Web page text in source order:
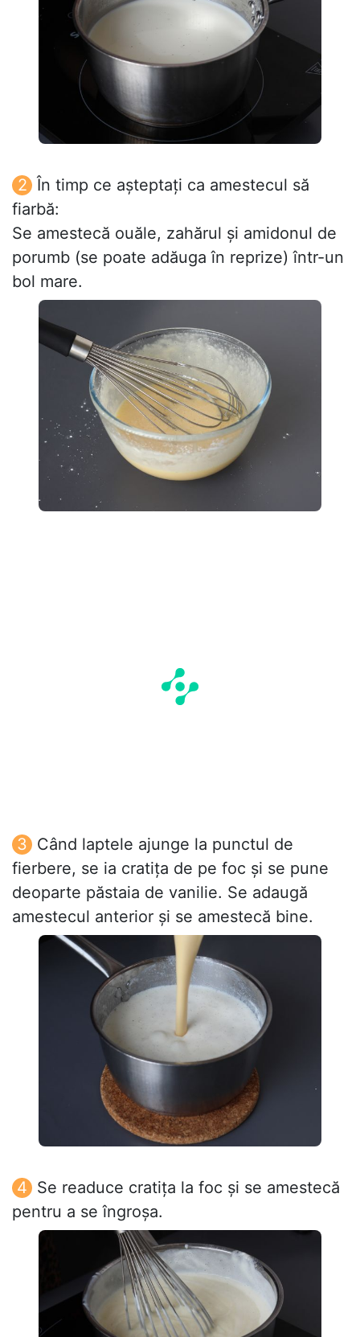
În timp ce așteptați ca amestecul să
fiarbă:
Se amestecă ouăle, zahărul și amidonul de
porumb (se poate adăuga în reprize) într-un
bol mare.
Când laptele ajunge la punctul de
fierbere, se ia cratița de pe foc și se pune
deoparte păstaia de vanilie. Se adaugă
amestecul anterior și se amestecă bine.
Se readuce cratița la foc și se amestecă
pentru a se îngroșa.